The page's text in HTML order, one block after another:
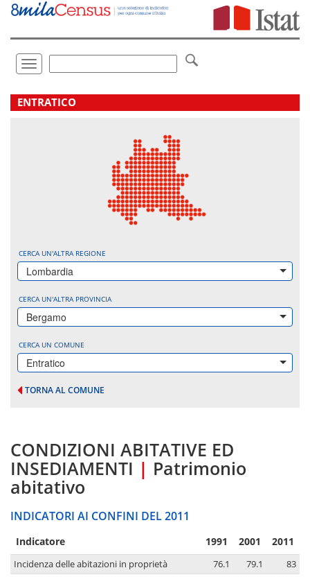
Vai
direttamente
Toggle
navigation
.
ENTRATICO
CERCA UN'ALTRA REGIONE
Lombardia
CERCA UN'ALTRA PROVINCIA
Bergamo
CERCA UN COMUNE
Entratico
TORNA AL COMUNE
CONDIZIONI ABITATIVE ED
INSEDIAMENTI | Patrimonio
abitativo
INDICATORI AI CONFINI DEL 2011
Indicatore 1991 2001 2011
Incidenza delle abitazioni in proprietà 76.1 79.1
83